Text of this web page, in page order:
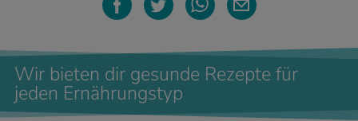
Wir bieten dir gesunde Rezepte für
jeden Ernährungstyp